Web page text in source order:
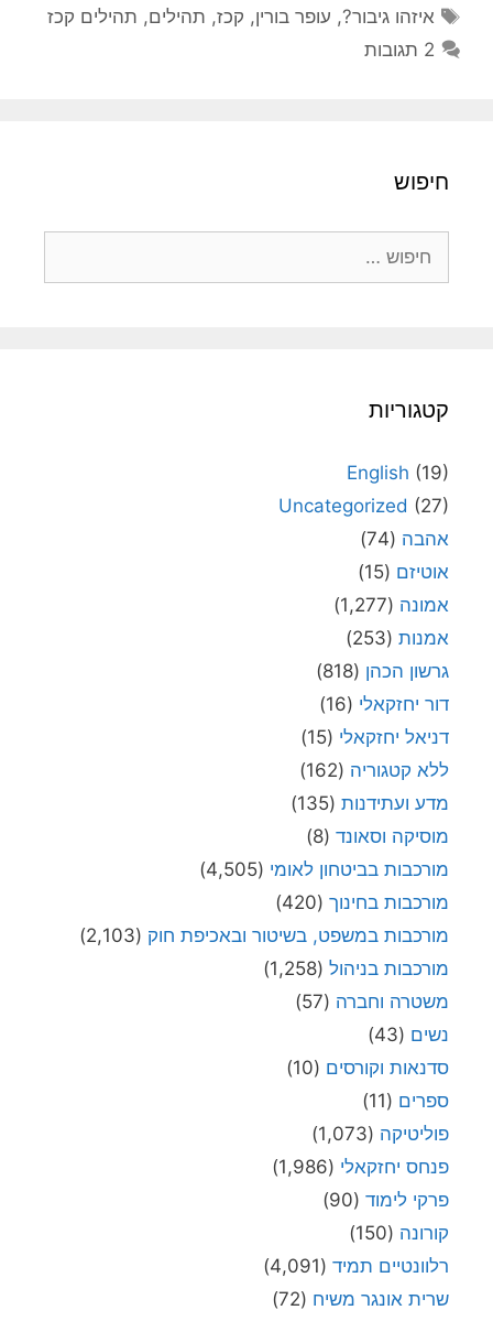
תגיות
איזהו גיבור?, עופר בורין, קכז, תהילים, תהילים קכז
2 תגובות
חיפוש
קטגוריות
English (19)
Uncategorized (27)
אהבה (74)
אוטיזם (15)
אמונה (1,277)
אמנות (253)
גרשון הכהן (818)
דור יחזקאלי (16)
דניאל יחזקאלי (15)
ללא קטגוריה (162)
מדע ועתידנות (135)
מוסיקה וסאונד (8)
מורכבות בביטחון לאומי (4,505)
מורכבות בחינוך (420)
מורכבות במשפט, בשיטור ובאכיפת חוק (2,103)
מורכבות בניהול (1,258)
משטרה וחברה (57)
נשים (43)
סדנאות וקורסים (10)
ספרים (11)
פוליטיקה (1,073)
פנחס יחזקאלי (1,986)
פרקי לימוד (90)
קורונה (150)
רלוונטיים תמיד (4,091)
שרית אונגר משיח (72)